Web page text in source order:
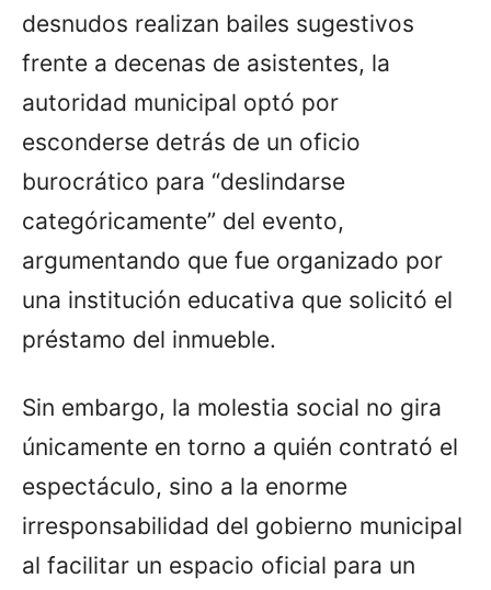
desnudos realizan bailes sugestivos
frente a decenas de asistentes, la
autoridad municipal optó por
esconderse detrás de un oficio
burocrático para “deslindarse
categóricamente” del evento,
argumentando que fue organizado por
una institución educativa que solicitó el
préstamo del inmueble.
Sin embargo, la molestia social no gira
únicamente en torno a quién contrató el
espectáculo, sino a la enorme
irresponsabilidad del gobierno municipal
al facilitar un espacio oficial para un